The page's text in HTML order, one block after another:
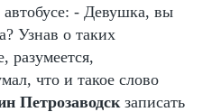
- Девушка, вы
Узнав о таких
разумеется,
что и такое слово
Петрозаводск записать